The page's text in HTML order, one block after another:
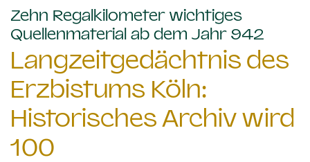
Zehn Regalkilometer wichtiges
Quellenmaterial ab dem Jahr 942
Langzeitgedächtnis des
Erzbistums Köln:
Historisches Archiv wird
100